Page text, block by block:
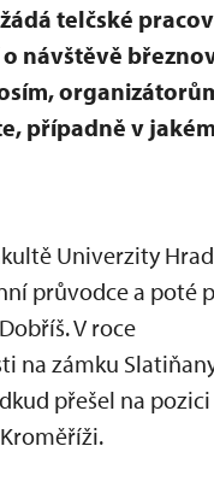
telčské
návštěvě
případně v jakém
Univerzity
průvodce a poté
V roce
na zámku
přešel na pozici